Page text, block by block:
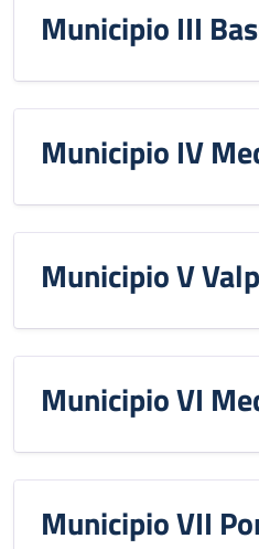
Municipio III
Municipio IV
Municipio V
Municipio VI
Municipio VII